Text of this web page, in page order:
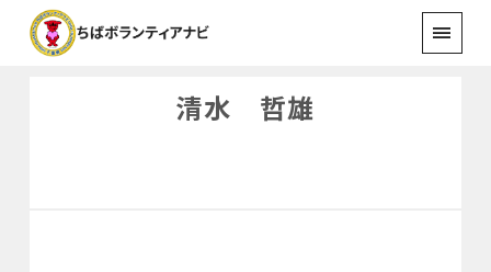
清水 哲雄